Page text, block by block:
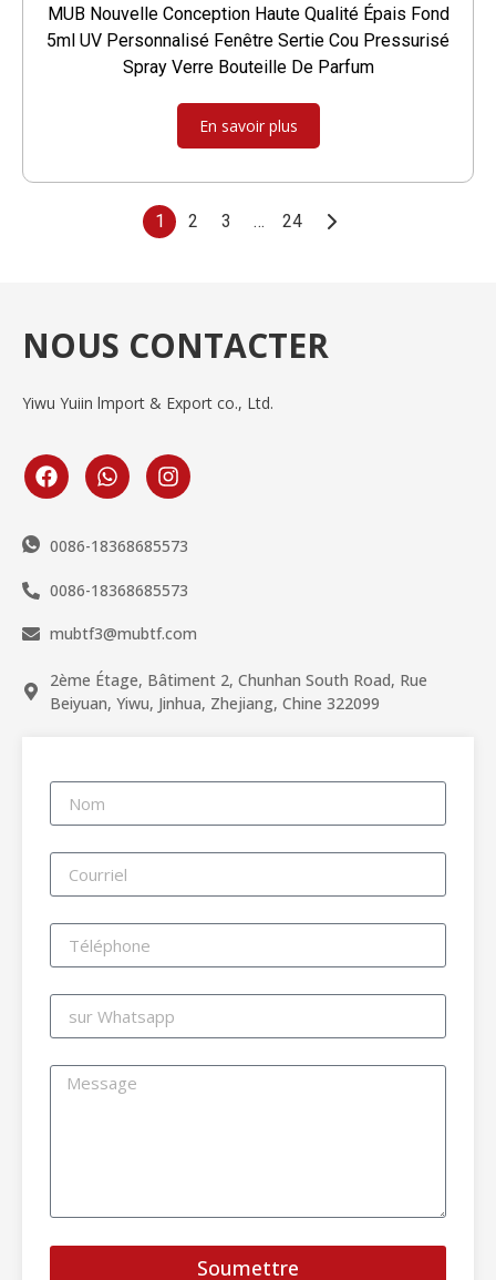
MUB Nouvelle Conception Haute Qualité Épais Fond
5ml UV Personnalisé Fenêtre Sertie Cou Pressurisé
Spray Verre Bouteille De Parfum
En savoir plus
1 2 3 … 24
Soumettre
NOUS CONTACTER
Yiwu Yuiin lmport & Export co., Ltd.
0086-18368685573
0086-18368685573
mubtf3@mubtf.com
2ème Étage, Bâtiment 2, Chunhan South Road, Rue
Beiyuan, Yiwu, Jinhua, Zhejiang, Chine 322099